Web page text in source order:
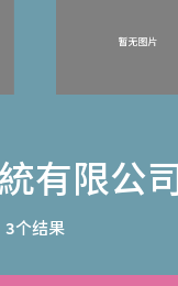
有限公司
3个结果